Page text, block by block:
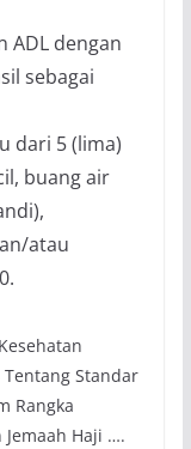
ADL dengan
sebagai
dari 5 (lima)
buang air
atau
Tentang Standar
Rangka
Haji ….